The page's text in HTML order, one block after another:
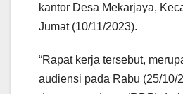
kantor Desa Mekarjaya,
Jumat (10/11/2023).
“Rapat kerja tersebut,
audiensi pada Rabu (25/10/